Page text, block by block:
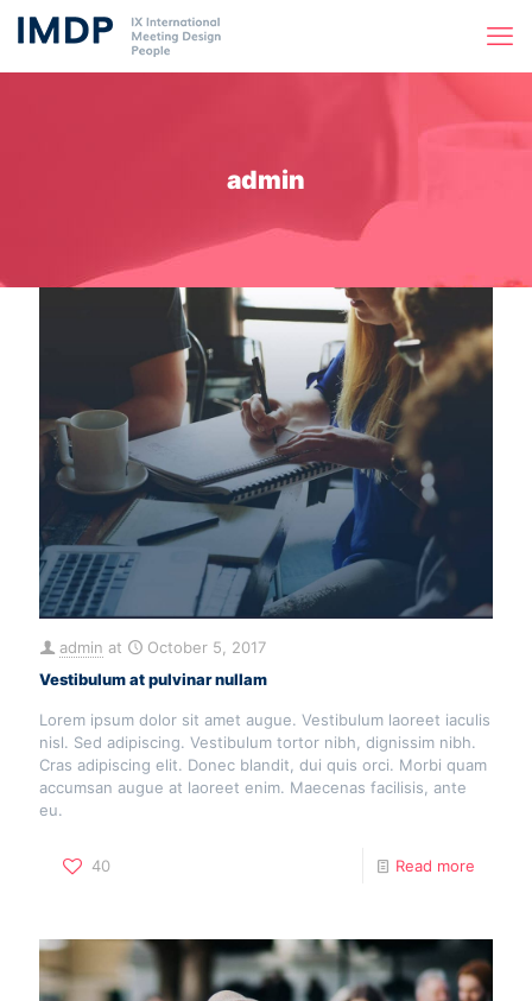
admin
admin at
October 5, 2017
Vestibulum at pulvinar nullam
Lorem ipsum dolor sit amet augue. Vestibulum laoreet iaculis
nisl. Sed adipiscing. Vestibulum tortor nibh, dignissim nibh.
Cras adipiscing elit. Donec blandit, dui quis orci. Morbi quam
accumsan augue at laoreet enim. Maecenas facilisis, ante
eu.
40 Read more
Martial Arts